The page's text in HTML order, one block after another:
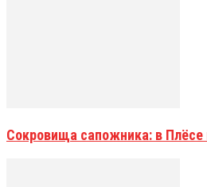
Сокровища сапожника: в Плёсе